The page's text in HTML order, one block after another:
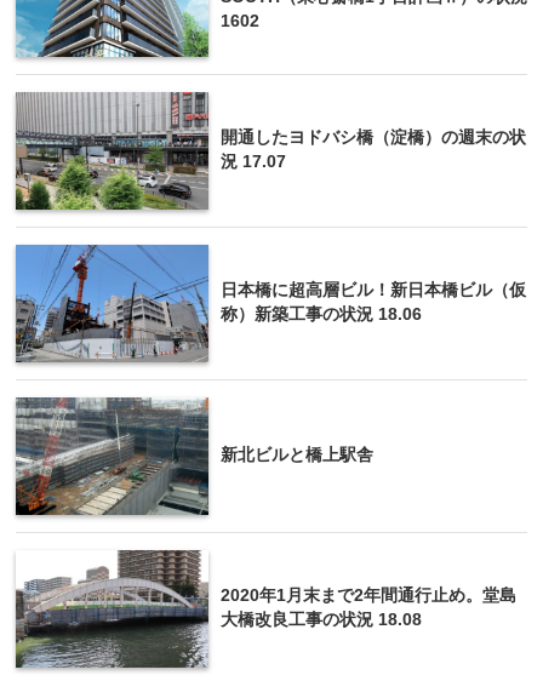
1602
開通したヨドバシ橋（淀橋）の週末の状
況 17.07
日本橋に超高層ビル！新日本橋ビル（仮
称）新築工事の状況 18.06
新北ビルと橋上駅舎
2020年1月末まで2年間通行止め。堂島
大橋改良工事の状況 18.08